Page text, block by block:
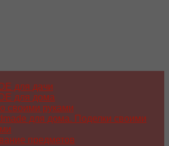
для дачи
для дома
своими руками
для дома. Поделки своими
предметов